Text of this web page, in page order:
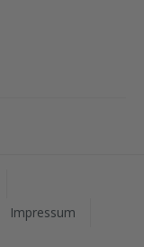
Impressum